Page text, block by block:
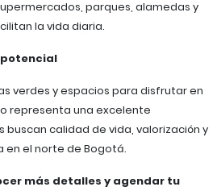
parques, alamedas y
la vida diaria.
potencial
verdes y espacios para disfrutar en
representa una excelente
calidad de vida, valorización y
en el norte de Bogotá.
más detalles y agendar tu